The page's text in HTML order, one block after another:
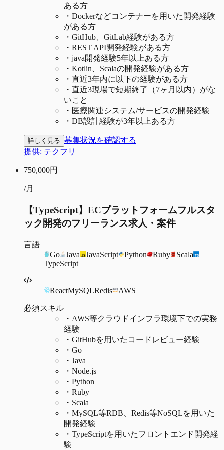
ある方
・ Dockerなどコンテナーを用いた開発経験
がある方
・ GitHub、GitLab経験がある方
・ REST API開発経験がある方
・ java開発経験5年以上ある方
・ Kotlin、Scalaの開発経験がある方
・ 直近3年内に以下の経験がある方
・ 直近3現場で短期終了（7ヶ月以内）がな
いこと
・ 医療関連システム/サービスの開発経験
・ DB設計経験が3年以上ある方
詳しく見る 募集状況を確認する
提供: テクフリ
750,000円
/月
【TypeScript】ECプラットフォームフルスタ
ック開発のフリーランス求人・案件
言語
Go
Java JavaScript Python Ruby
Scala
TypeScript
ReactMySQLRedis AWS
必須スキル
・ AWS等クラウドインフラ環境下での実務
経験
・ GitHubを用いたコードレビュー経験
・ Go
・ Java
・ Node.js
・ Python
・ Ruby
・ Scala
・ MySQL等RDB、Redis等NoSQLを用いた
開発経験
・ TypeScriptを用いたフロントエンド開発経
験